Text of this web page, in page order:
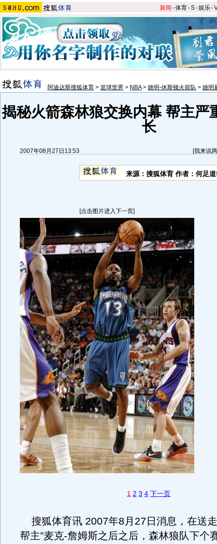
新闻 -体育-S-娱乐-
阿迪达斯搜狐体育 > 篮球世界 > NBA> 姚明-休斯顿火箭队 > 姚明
揭秘火箭森林狼交换内幕 帮主严
长
2007年08月27日13:53 [我来说
来源：搜狐体育 作者：何足
[点击图片进入下一页]
1 2 3 4 下一页
搜狐体育讯 2007年8月27日消息，在送
帮主”麦克-詹姆斯之后之后，森林狼队下个